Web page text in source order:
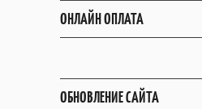
ОНЛАЙН ОПЛАТА
ОБНОВЛЕНИЕ САЙТА